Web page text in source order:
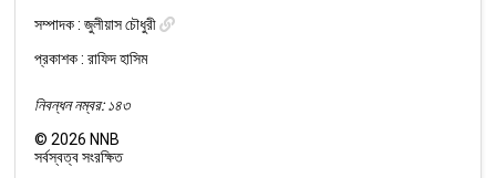
সম্পাদক :জুলীয়াস চৌধুরী
প্রকাশক : রাফিদ হাসিম
নিবন্ধন নম্বর: ১৪৩
©2026 NNB
সর্বস্বত্ব সংরক্ষিত